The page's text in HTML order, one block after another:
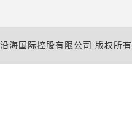
沿海国际控股有限公司 版权所有